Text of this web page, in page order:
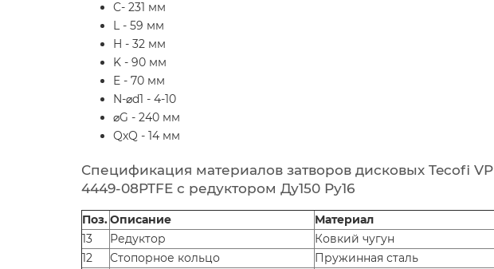
C- 231 мм
L - 59 мм
H - 32 мм
K - 90 мм
E - 70 мм
N-⌀d1 - 4-10
⌀G - 240 мм
QxQ - 14 мм
Спецификация материалов затворов дисковых Tecofi VP
4449-08PTFE с редуктором Ду150 Ру16
Поз.Описание
Материал
13
Редуктор
Ковкий чугун
12
Стопорное кольцо
Пружинная сталь